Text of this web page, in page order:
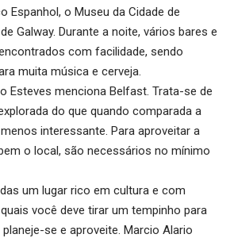
Espanhol, o Museu da Cidade de
Galway. Durante a noite, vários bares e
com facilidade, sendo
muita música e cerveja.
Esteves menciona Belfast. Trata-se de
do que quando comparada a
interessante. Para aproveitar a
o local, são necessários no mínimo
um lugar rico em cultura e com
você deve tirar um tempinho para
se e aproveite. Marcio Alario